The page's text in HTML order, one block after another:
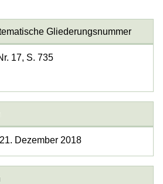
Gliederungsnummer
17, S. 735
Dezember 2018